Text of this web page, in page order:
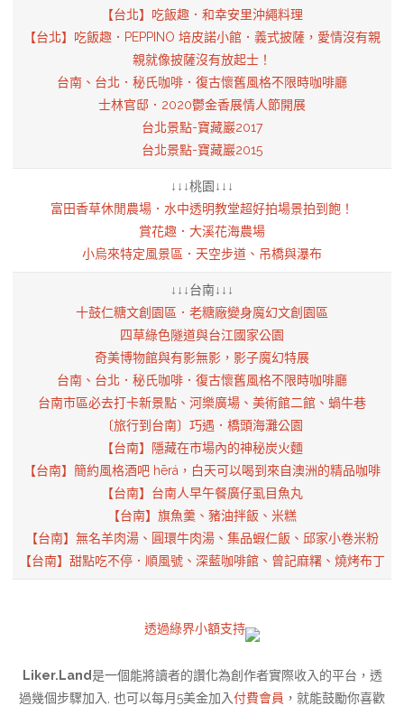
【台北】吃飯趣．和幸安里沖繩料理
【台北】吃飯趣．PEPPINO 培皮諾小館．義式披薩，愛情沒有親
親就像披薩沒有放起士！
台南、台北．秘氏咖啡．復古懷舊風格不限時咖啡廳
士林官邸．2020鬱金香展情人節開展
台北景點-寶藏巖2017
台北景點-寶藏巖2015
↓↓↓桃園↓↓↓
富田香草休閒農場．水中透明教堂超好拍場景拍到飽！
賞花趣．大溪花海農場
小烏來特定風景區．天空步道、吊橋與瀑布
↓↓↓台南↓↓↓
十鼓仁糖文創園區．老糖廠變身魔幻文創園區
四草綠色隧道與台江國家公園
奇美博物館與有影無影，影子魔幻特展
台南、台北．秘氏咖啡．復古懷舊風格不限時咖啡廳
台南市區必去打卡新景點、河樂廣場、美術館二館、蝸牛巷
〔旅行到台南〕巧遇．橋頭海灘公園
【台南】隱藏在市場內的神秘炭火麵
【台南】簡約風格酒吧 hērá，白天可以喝到來自澳洲的精品咖啡
【台南】台南人早午餐廣仔虱目魚丸
【台南】旗魚羹、豬油拌飯、米糕
【台南】無名羊肉湯、圓環牛肉湯、集品蝦仁飯、邱家小卷米粉
【台南】甜點吃不停．順風號、深藍咖啡館、曾記麻糬、燒烤布丁
透過綠界小額支持
Liker.Land是一個能將讀者的讚化為創作者實際收入的平台，透
過幾個步驟加入, 也可以每月5美金加入付費會員 ，就能鼓勵你喜歡